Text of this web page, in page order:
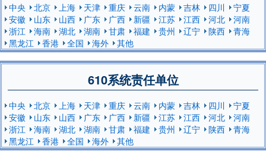
中央 北京 上海 天津 重庆 云南 内蒙 吉林 四川
宁夏
安徽
山东 山西 广东 广西 新疆 江苏 江西 河北
河南
浙江
海南 湖北 湖南 甘肃 福建 贵州 辽宁 陕西
青海
黑龙江
香港 全国 海外 其他
610系统责任单位
中央 北京 上海 天津 重庆 云南 内蒙 吉林 四川
宁夏
安徽
山东 山西 广东 广西 新疆 江苏 江西 河北
河南
浙江
海南 湖北 湖南 甘肃 福建 贵州 辽宁 陕西
青海
黑龙江
香港 全国 海外 其他